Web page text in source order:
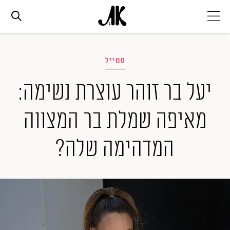
אופנה
ביוטי
סלבס
ערוצים נוספים
המגזין
סטייל
יעל בר זוהר עוצרת נשימה:
מאיפה שמלת בר המצווה
המדהימה שלה?